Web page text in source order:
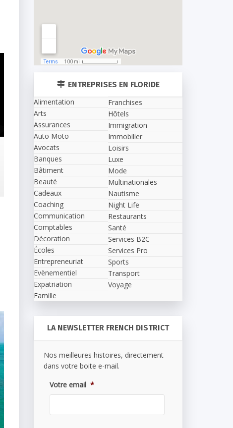
ENTREPRISES EN FLORIDE
Alimentation
Arts
Assurances
Auto Moto
Avocats
Banques
Bâtiment
Beauté
Cadeaux
Coaching
Communication
Comptables
Décoration
Écoles
Entrepreneuriat
Evènementiel
Expatriation
Famille
Franchises
Hôtels
Immigration
Immobilier
Loisirs
Luxe
Mode
Multinationales
Nautisme
Night Life
Restaurants
Santé
Services B2C
Services Pro
Sports
Transport
Voyage
LA NEWSLETTER FRENCH DISTRICT
Nos meilleures histoires, directement
dans votre boite e-mail.
Votre email *